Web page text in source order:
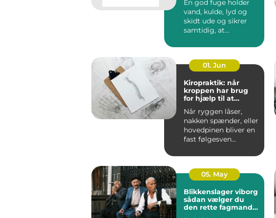
En god fuge holder
vand, kulde, lyd og
skidt ude og sikrer
samtidig, at
bevæge sig ud...
01. Jun
Kiropraktik: når
kroppen har brug
for hjælp til at
Når ryggen låser,
nakken spænder, eller
hovedpinen bliver en
fast følgesven...
05. May
Blikkenslager viborg
sådan vælger du
den rette fagmand